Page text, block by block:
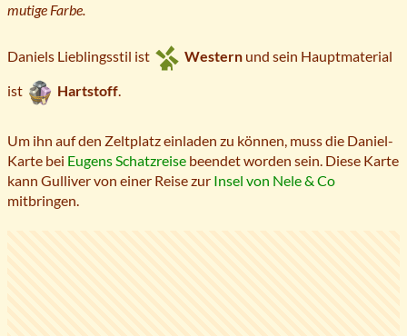
mutige Farbe.
Daniels Lieblingsstil ist Western und sein Hauptmaterial
ist Hartstoff.
Um ihn auf den Zeltplatz einladen zu können, muss die Daniel-
Karte bei Eugens Schatzreise beendet worden sein. Diese Karte
kann Gulliver von einer Reise zur Insel von Nele & Co
mitbringen.